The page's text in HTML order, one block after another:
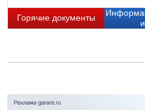
Горячие документы